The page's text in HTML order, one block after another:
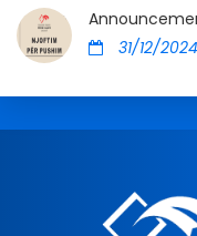
31/12/2024